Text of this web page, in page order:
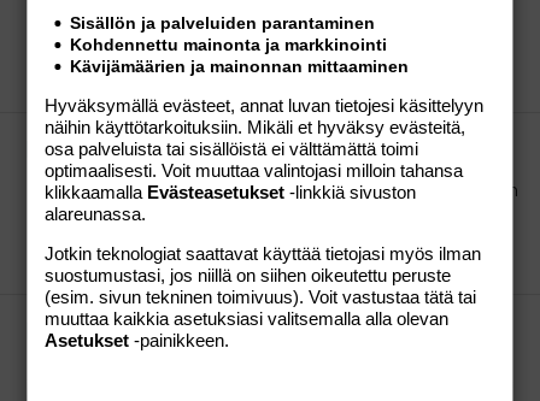
ihmisen mielestä!
mualainen
Viesti #10 17.04.2006 Osio:
elämä
Hei millon teijän koirilla on karvanlähtö?
meillä rottisvanhukselta lähti karva aina ennen
juoksua, karvanlähtö alkoi n. kk:tta ennenkun mentiin
ns. miehiin!
elämä
MIten muistatte lemmikkiä jouluna?
Meidän rottisneidit saavat ainakin luupaketit ja
Sisällön ja palveluiden parantaminen
Kohdennettu mainonta ja markkinointi
Kävijämäärien ja mainonnan mittaaminen
Hyväksymällä evästeet, annat luvan tietojesi käsittelyyn
näihin käyttötarkoituksiin. Mikäli et hyväksy evästeitä,
osa palveluista tai sisällöistä ei välttämättä toimi
optimaalisesti. Voit muuttaa valintojasi milloin tahansa
klikkaamalla Evästeasetukset -linkkiä sivuston
alareunassa.
Jotkin teknologiat saattavat käyttää tietojasi myös ilman
suostumustasi, jos niillä on siihen oikeutettu peruste
(esim. sivun tekninen toimivuus). Voit vastustaa tätä tai
muuttaa kaikkia asetuksiasi valitsemalla alla olevan
Asetukset -painikkeen.